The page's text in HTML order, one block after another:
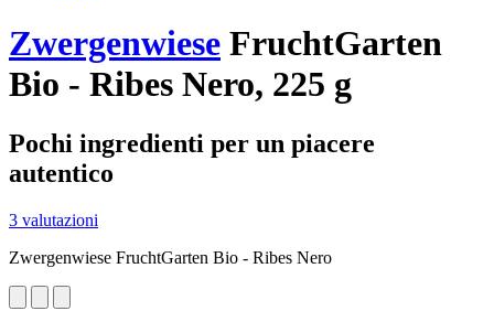
Zwergenwiese FruchtGarten
Bio - Ribes Nero, 225 g
Pochi ingredienti per un piacere
autentico
3 valutazioni
Zwergenwiese FruchtGarten Bio - Ribes Nero